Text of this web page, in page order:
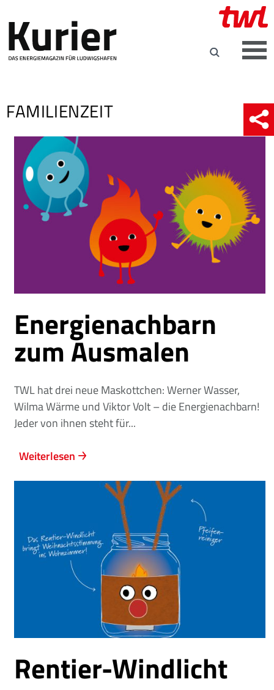
FAMILIENZEIT
Energienachbarn
zum Ausmalen
TWL hat drei neue Maskottchen: Werner Wasser,
Wilma Wärme und Viktor Volt – die Energienachbarn!
Jeder von ihnen steht für...
Weiterlesen
Rentier-Windlicht